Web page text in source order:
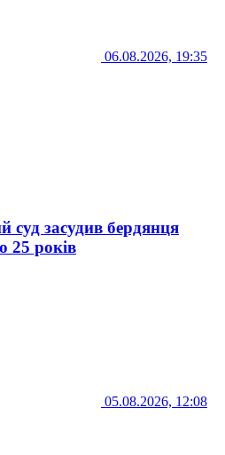
06.08.2026, 19:35
суд засудив бердянця
25 років
05.08.2026, 12:08